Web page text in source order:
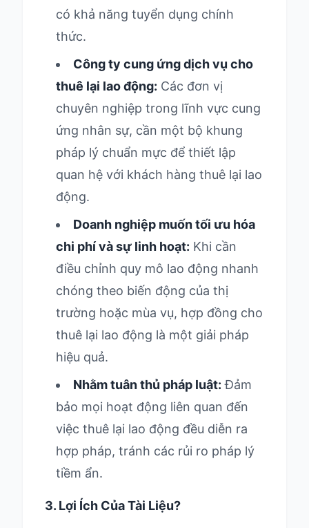
có khả năng tuyển dụng chính
thức.
Công ty cung ứng dịch vụ cho
thuê lại lao động: Các đơn vị
chuyên nghiệp trong lĩnh vực cung
ứng nhân sự, cần một bộ khung
pháp lý chuẩn mực để thiết lập
quan hệ với khách hàng thuê lại lao
động.
Doanh nghiệp muốn tối ưu hóa
chi phí và sự linh hoạt: Khi cần
điều chỉnh quy mô lao động nhanh
chóng theo biến động của thị
trường hoặc mùa vụ, hợp đồng cho
thuê lại lao động là một giải pháp
hiệu quả.
Nhằm tuân thủ pháp luật: Đảm
bảo mọi hoạt động liên quan đến
việc thuê lại lao động đều diễn ra
hợp pháp, tránh các rủi ro pháp lý
tiềm ẩn.
3. Lợi Ích Của Tài Liệu?